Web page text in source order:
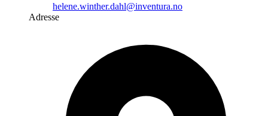
helene.winther.dahl@inventura.no
Adresse